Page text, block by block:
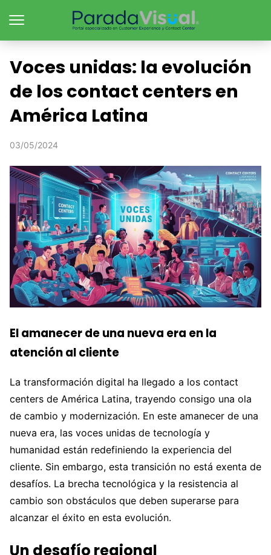
Voces unidas: la evolución
de los contact centers en
América Latina
03/05/2024
El amanecer de una nueva era en la
atención al cliente
La transformación digital ha llegado a los contact
centers de América Latina, trayendo consigo una ola
de cambio y modernización. En este amanecer de una
nueva era, las voces unidas de tecnología y
humanidad están redefiniendo la experiencia del
cliente. Sin embargo, esta transición no está exenta de
desafíos. La brecha tecnológica y la resistencia al
cambio son obstáculos que deben superarse para
alcanzar el éxito en esta evolución.
Un desafío regional